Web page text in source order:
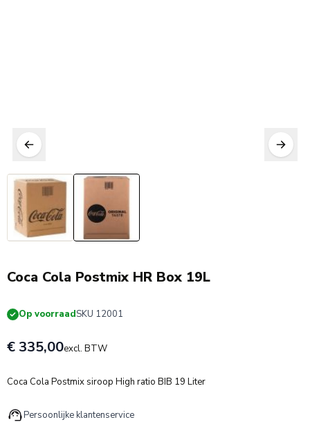
Coca Cola Postmix HR Box 19L
Op voorraadSKU 12001
€ 335,00excl. BTW
Coca Cola Postmix siroop High ratio BIB 19 Liter
Persoonlijke klantenservice